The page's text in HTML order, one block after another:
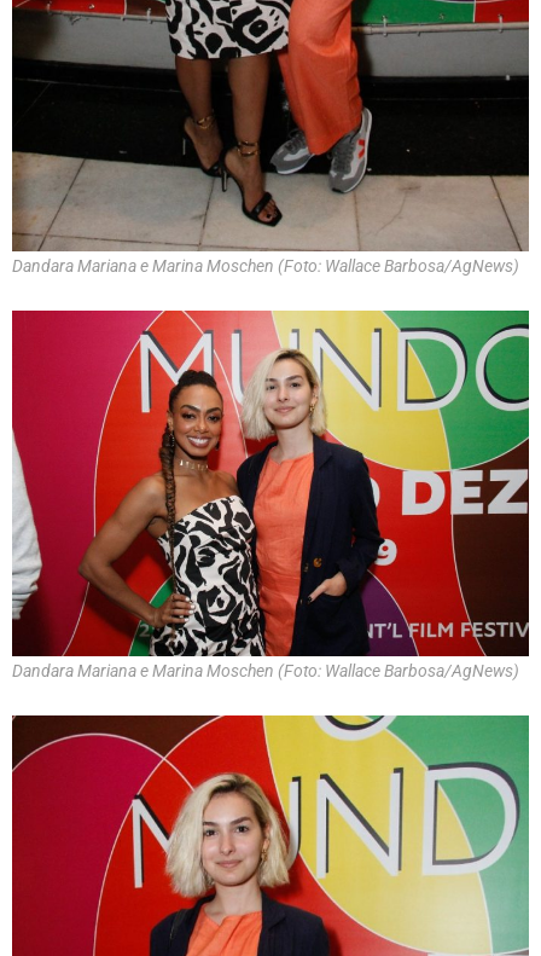
Dandara Mariana e Marina Moschen (Foto: Wallace Barbosa/AgNews)
Dandara Mariana e Marina Moschen (Foto: Wallace Barbosa/AgNews)